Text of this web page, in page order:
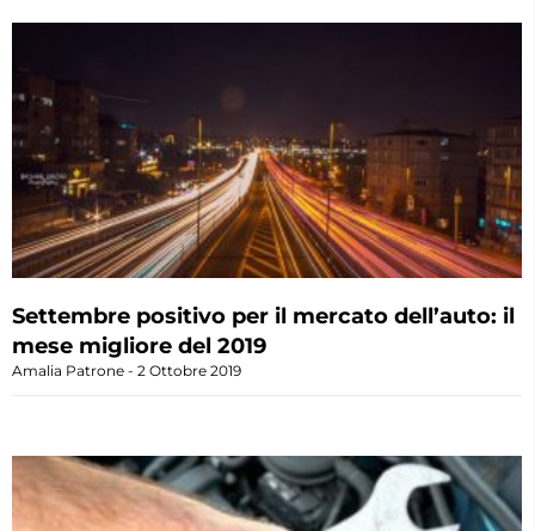
Settembre positivo per il mercato dell’auto: il
mese migliore del 2019
Amalia Patrone 2 Ottobre 2019